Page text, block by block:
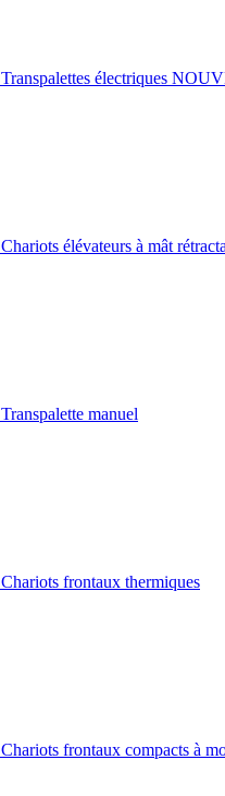
Transpalettes électriques
Chariots élévateurs à mât
Transpalette manuel
Chariots frontaux thermiques
Chariots frontaux compacts à